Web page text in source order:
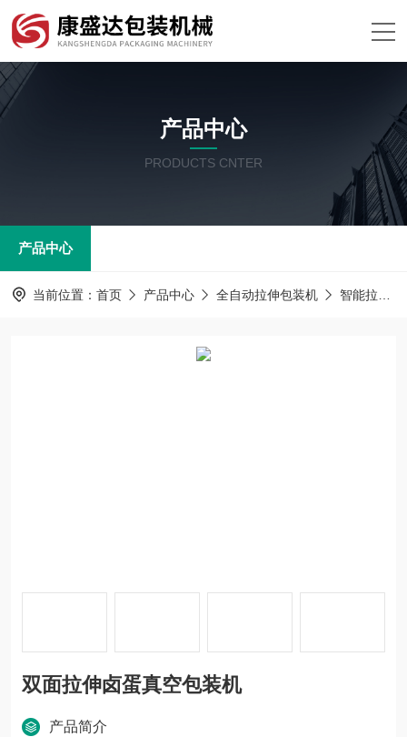
产品中心
PRODUCTS CNTER
产品中心
当前位置： 首页 产品中心 全自动拉伸包装机 智能拉伸膜真空包装机
双面拉伸卤蛋真空包装机
产品简介